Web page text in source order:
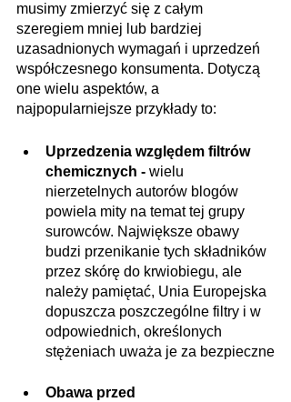
musimy zmierzyć się z całym
szeregiem mniej lub bardziej
uzasadnionych wymagań i uprzedzeń
współczesnego konsumenta. Dotyczą
one wielu aspektów, a
najpopularniejsze przykłady to:
Uprzedzenia względem filtrów
chemicznych - wielu
nierzetelnych autorów blogów
powiela mity na temat tej grupy
surowców. Największe obawy
budzi przenikanie tych składników
przez skórę do krwiobiegu, ale
należy pamiętać, Unia Europejska
dopuszcza poszczególne filtry i w
odpowiednich, określonych
stężeniach uważa je za bezpieczne
Obawa przed